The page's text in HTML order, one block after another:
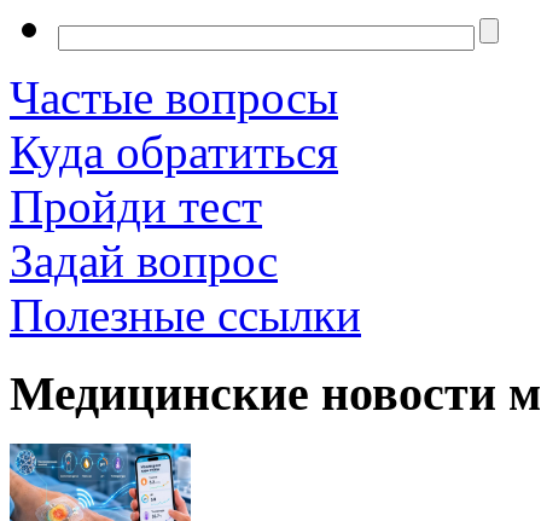
Частые вопросы
Куда обратиться
Пройди тест
Задай вопрос
Полезные ссылки
Медицинские новости